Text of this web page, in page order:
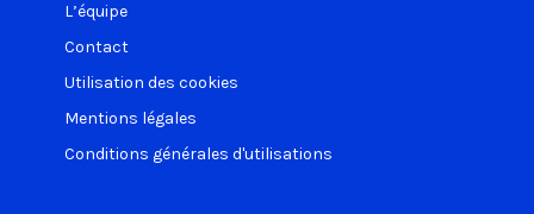
L’équipe
Contact
Utilisation des cookies
Mentions légales
Conditions générales d'utilisations